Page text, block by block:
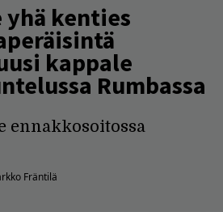
yhä kenties
kappale
Rumbassa
ennakkosoitossa
Fräntilä